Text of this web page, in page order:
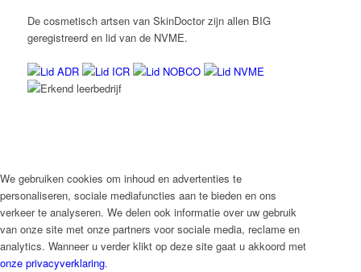
De cosmetisch artsen van SkinDoctor zijn allen BIG
geregistreerd en lid van de NVME.
We gebruiken cookies om inhoud en advertenties te
personaliseren, sociale mediafuncties aan te bieden en ons
verkeer te analyseren. We delen ook informatie over uw gebruik
van onze site met onze partners voor sociale media, reclame en
analytics. Wanneer u verder klikt op deze site gaat u akkoord met
onze privacyverklaring.